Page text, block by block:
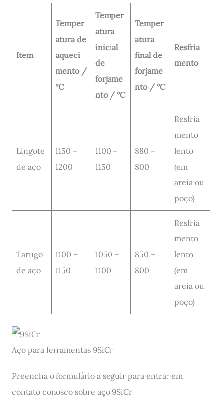
Item
Temper
atura de
aqueci
mento /
°C
Temper
atura
inicial
de
forjame
nto / °C
Temper
atura
final de
forjame
nto / °C
Resfria
mento
Lingote
de aço
1150 –
1200
1100 –
1150
880 –
800
Resfria
mento
lento
(em
areia ou
poço)
Tarugo
de aço
1100 –
1150
1050 –
1100
850 –
800
Resfria
mento
lento
(em
areia ou
poço)
Aço para ferramentas 9SiCr
Preencha o formulário a seguir para entrar em
contato conosco sobre aço 9SiCr